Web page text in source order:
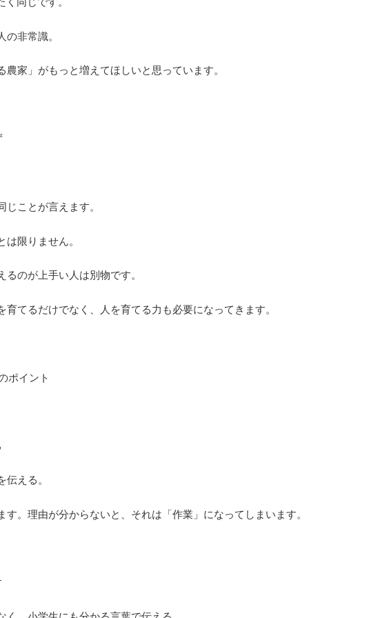
の非常識。
農家」がもっと増えてほしいと思っています。
ことが言えます。
限りません。
のが上手い人は別物です。
育てるだけでなく、人を育てる力も必要になってきます。
ポイント
える。
す。理由が分からないと、それは「作業」になってしまいます。